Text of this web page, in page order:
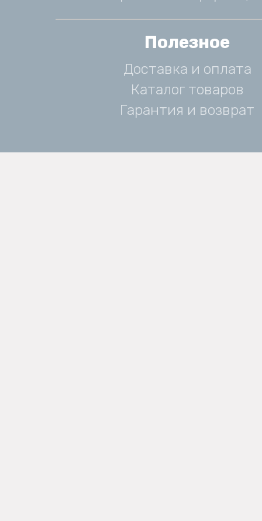
Полезное
Доставка и оплата
Каталог товаров
Гарантия и возврат